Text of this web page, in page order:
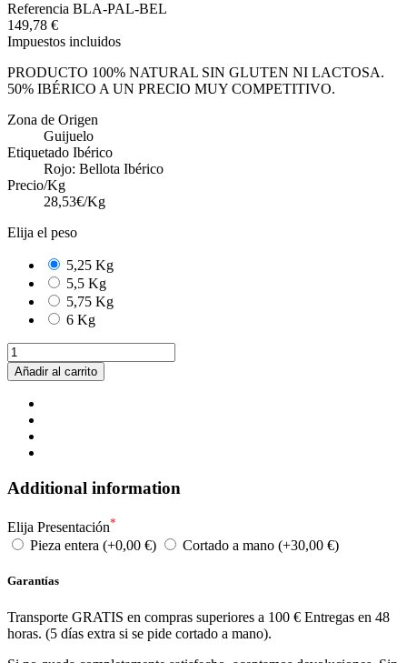
Referencia BLA-PAL-BEL
149,78 €
Impuestos incluidos
PRODUCTO 100% NATURAL SIN GLUTEN NI LACTOSA.
50% IBÉRICO A UN PRECIO MUY COMPETITIVO.
Zona de Origen
Guijuelo
Etiquetado Ibérico
Rojo: Bellota Ibérico
Precio/Kg
28,53€/Kg
Elija el peso
5,25 Kg
5,5 Kg
5,75 Kg
6 Kg
Añadir al carrito
Additional information
Elija Presentación*
Pieza entera (+0,00 €) Cortado a mano (+30,00 €)
Garantías
Transporte GRATIS en compras superiores a 100 € Entregas en 48
horas. (5 días extra si se pide cortado a mano).